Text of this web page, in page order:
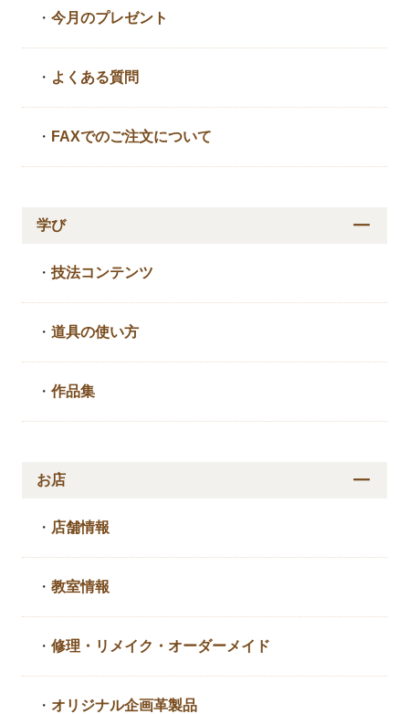
・今月のプレゼント
・ よくある質問
・ FAXでのご注文について
学び
・技法コンテンツ
・道具の使い方
・作品集
お店
・ 店舗情報
・教室情報
・修理・リメイク・ オーダーメイド
・ オリジナル企画革製品